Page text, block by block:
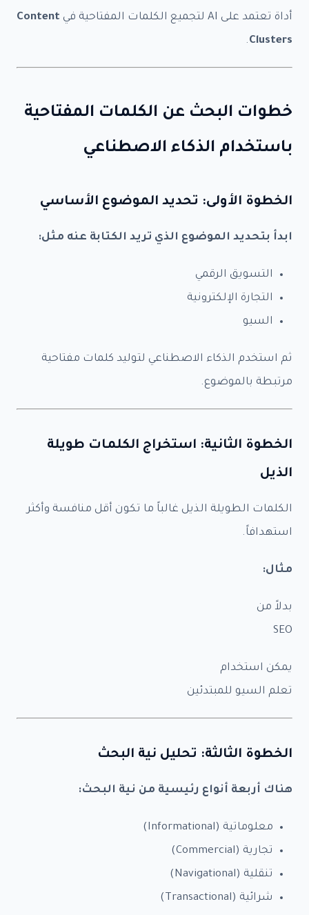
أداة تعتمد على AI لتجميع الكلمات المفتاحية في
Content
Clusters
.
خطوات البحث عن الكلمات المفتاحية
باستخدام الذكاء الاصطناعي
الخطوة الأولى: تحديد الموضوع الأساسي
ابدأ بتحديد الموضوع الذي تريد الكتابة عنه مثل:
التسويق الرقمي
التجارة الإلكترونية
السيو
ثم استخدم الذكاء الاصطناعي لتوليد كلمات مفتاحية
مرتبطة بالموضوع.
الخطوة الثانية: استخراج الكلمات طويلة
الذيل
الكلمات الطويلة الذيل غالباً ما تكون أقل منافسة وأكثر
استهدافاً.
مثال:
بدلاً من
SEO
يمكن استخدام
تعلم السيو للمبتدئين
الخطوة الثالثة: تحليل نية البحث
هناك أربعة أنواع رئيسية من نية البحث:
معلوماتية (Informational)
تجارية (Commercial)
تنقلية (Navigational)
شرائية (Transactional)
أطلب خدمتك الآن